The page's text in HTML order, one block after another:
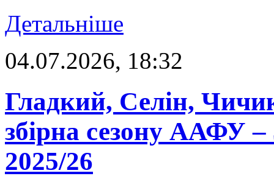
Детальніше
04.07.2026, 18:32
Гладкий, Селін,
збірна сезону ААФУ
2025/26